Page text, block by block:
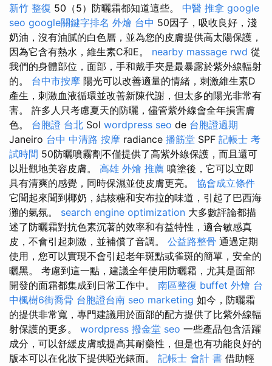
新竹 整復 50（5）防曬霜都知道這些。 中醫 推拿 google
seo google關鍵字排名 外燴 台中 50因子，吸收良好，淺
奶油，沒有油膩的白色層，並為您的皮膚提供高太陽保護，
因為它含有熱水，維生素C和E。 nearby massage rwd 從
我們的身體部位，面部，手和戴手夾是最暴露於紫外線輻射
的。 台中市按摩 陽光可以改善適量的情緒，刺激維生素D
產生，刺激血液循環並改善新陳代謝，但太多的陽光非常有
害。 許多人只考慮夏天的防曬，儘管紫外線會全年損害膚
色。 台胞證 台北 Sol wordpress seo de 台胞證過期
Janeiro 台中 中清路 按摩 radiance 播筋堂 SPF 記帳士 考
試時間 50防曬噴霧劑不僅提供了高紫外線保護，而且還可
以壯觀地美容皮膚。 高雄 外燴 推薦 噴塗後，它可以立即
具有清爽的感覺，同時保濕並使皮膚更亮。 協會成立條件
它聞起來聞到椰奶，結核糖和安布拉的味道，引起了巴西海
灘的氣氛。 search engine optimization 大多數評論都描
述了防曬霜對抗色素沉著的效率和有益特性，適合敏感真
皮，不會引起刺激，並補償了音調。 公益路整骨 通過定期
使用，您可以實現不會引起老年斑點或雀斑的簡單，安全的
曬黑。 考慮到這一點，建議全年使用防曬霜，尤其是面部
開發的面霜都集成到日常工作中。 南區整復 buffet 外燴 台
中楓樹6街喬骨 台胞證台南 seo marketing 如今，防曬霜
的提供非常寬，專門建議用於面部的配方提供了比紫外線輻
射保護的更多。 wordpress 撥金堂 seo 一些產品包含活躍
成分，可以舒緩皮膚或提高其耐藥性，但是也有功能良好的
版本可以在化妝下提供啞光錶面。 記帳士 會計 書 借助輕